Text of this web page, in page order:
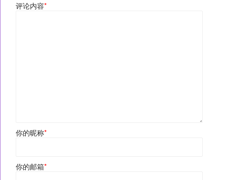
评论内容*
你的昵称*
你的邮箱*